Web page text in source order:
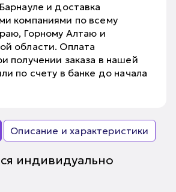
и доставка
компаниями по всему
Горному Алтаю и
области. Оплата
получении заказа в нашей
по счету в банке до начала
Описание и характеристики
индивидуально